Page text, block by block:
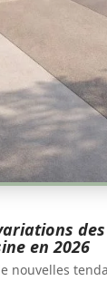
en 2026
nouvelles